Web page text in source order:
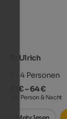
St.Ulrich
2 - 4 Personen
61 € – 64 €
pro Person & Nacht